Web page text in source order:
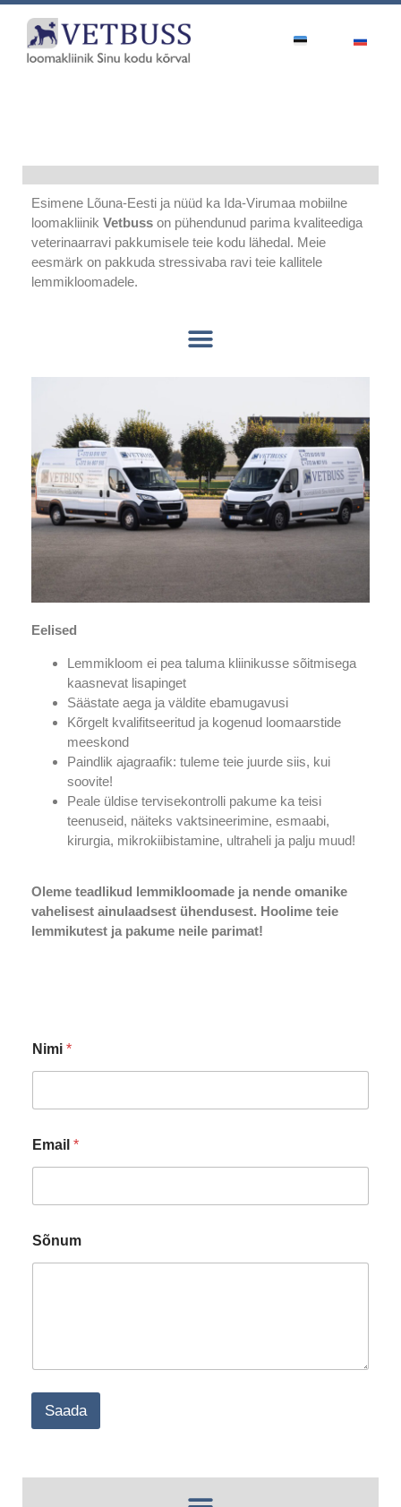
Esimene Lõuna-Eesti ja nüüd ka Ida-Virumaa mobiilne
loomakliinik Vetbuss on pühendunud parima kvaliteediga
veterinaarravi pakkumisele teie kodu lähedal. Meie
eesmärk on pakkuda stressivaba ravi teie kallitele
lemmikloomadele.
Eelised
Lemmikloom ei pea taluma kliinikusse sõitmisega
kaasnevat lisapinget
Säästate aega ja väldite ebamugavusi
Kõrgelt kvalifitseeritud ja kogenud loomaarstide
meeskond
Paindlik ajagraafik: tuleme teie juurde siis, kui
soovite!
Peale üldise tervisekontrolli pakume ka teisi
teenuseid, näiteks vaktsineerimine, esmaabi,
kirurgia, mikrokiibistamine, ultraheli ja palju muud!
Oleme teadlikud lemmikloomade ja nende omanike
vahelisest ainulaadsest ühendusest. Hoolime teie
lemmikutest ja pakume neile parimat!
E
m
S
õ
n
m
Nimi *
Email *
Sõnum
Saada